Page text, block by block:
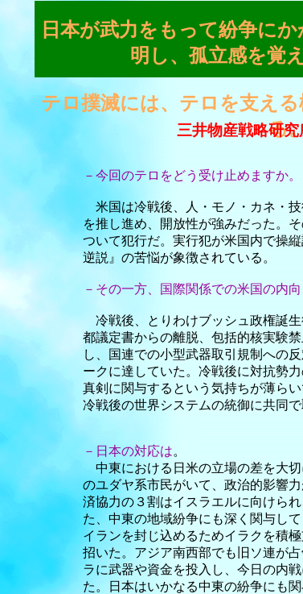
－今回のテロをどう受け止めますか。
米国は冷戦後、人・モノ・カネ・
を推し進め、開放性が強みだった。
ついて犯行だ。実行犯が米国内で操
逆説』の苦悩が象徴されている。
－その一方、国際関係での米国の内
冷戦後、とりわけブッシュ政権誕
都議定書からの離脱、包括的核実験
し、国連での小型武器取引規制への
ークに達していた。冷戦後に対抗勢
真剣に関与するという気持ちが薄ら
冷戦後の世界システムの統御に共同
■
－日本の対応は。
中東における日米の立場の差を大
のユダヤ系市民がいて、政治的影響
済協力の３割はイスラエルに向けら
た、中東の地域紛争にも深く関与し
イランを封じ込めるためイラクを積
招いた。アジア南西部でも旧ソ連が
ラに武器や資金を投入し、今日の内
た。日本はいかなる中東の紛争にも
日本が武力をもって紛争に
明し、孤立感を覚
テロ撲滅には、テロを支え
る
三井物産戦略研